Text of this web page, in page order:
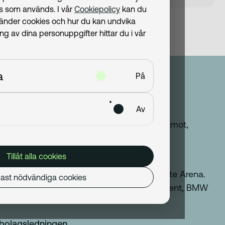
of Nordics på Volvo Cars. Styrelseledamot,
Co-CEO, Molin Bil AB. CEO, Climate Arena.
& Head of Program and CRM Management, BMW
som används. I vår Cookiepolicy kan du
cookies och hur du kan undvika
av dina personuppgifter hittar du i vår
På
Av
Tillåt alla cookies
nödvändiga cookies